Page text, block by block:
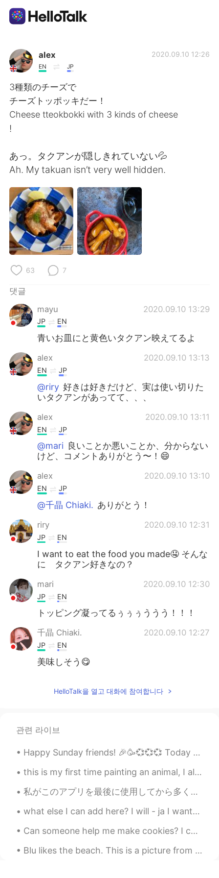
언어 교환 앱
AI Grammar Checker
한국어
繁體中文 Español
العربية Français
Deutsch 日本語
Русский ไทย
Indonesia
Türkçe
Português
alex
EN JP
2020.09.10 12:26
3種類のチーズで
チーズトッポッキだー！
Cheese tteokbokki with 3 kinds of cheese
!
あっ。タクアンが隠しきれていない💦
Ah. My takuan isn’t very well hidden.
63 7
댓글
mayu
2020.09.10 13:29
JP EN
青いお皿にと黄色いタクアン映えてるよ
alex 2020.09.10 13:13
EN JP
@riry 好きは好きだけど、実は使い切りた
いタクアンがあってて、、、
alex 2020.09.10 13:11
EN JP
@mari 良いことか悪いことか、分からない
けど、コメントありがとう〜！😄
alex 2020.09.10 13:10
EN JP
@千晶 Chiaki. ありがとう！
riry 2020.09.10 12:31
JP EN
I want to eat the food you made🤤 そんな
に タクアン好きなの？
mari 2020.09.10 12:30
JP EN
トッピング凝ってるぅぅぅううう！！！
千晶 Chiaki. 2020.09.10 12:27
JP EN
美味しそう😋
HelloTalk을 열고 대화에 참여합니다
관련 라이브
Happy Sunday friends! 🎉🥳💞💞💞 Today I had church and was able to enjoy playing music with some l...
this is my first time painting an animal, I always just paint buildings or scenery. I will keep p...
私がこのアプリを最後に使用してから多くのことが起こりました。 ２年前の10月、2羽兎が買いました。 今年の１月、大学を卒業しました。それに、前の犬が亡くなりました。とても悲しかったです。 ...
what else I can add here? I will - ja I want- yaak I am (ing) -gum lung i dont - mai I just - pu...
Can someone help me make cookies? I can not read the instructions. What is the ingredient next to...
Blu likes the beach. This is a picture from last year on Thanksgiving. Since I didn’t want to put...